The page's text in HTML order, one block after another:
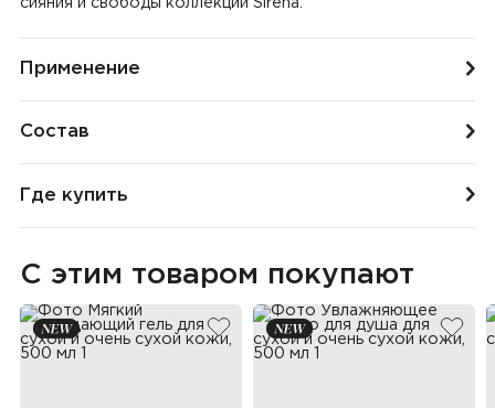
сияния и свободы коллекции Sirena.
Применение
Состав
Где купить
С этим товаром покупают
добавить в избранное